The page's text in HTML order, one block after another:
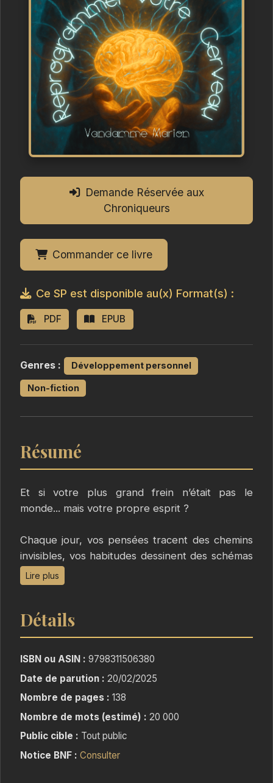
Demande Réservée aux
Chroniqueurs
Commander ce livre
Ce SP est disponible au(x) Format(s) :
PDF EPUB
Genres : Développement personnel
Non-fiction
Résumé
Et si votre plus grand frein n’était pas le
monde... mais votre propre esprit ?
Chaque jour, vos pensées tracent des chemins
invisibles, vos habitudes dessinent des schémas
que vous répétez sans même y penser. Parfois,
vous vous sentez bloqué, frustré, prisonnier de
les autres, ni les circonstances. Ce sont ces
pensées enracinées, ces croyances
votre potentiel.
Et si vous pouviez les réécrire ? Et si vous
pouviez, dès aujourd’hui, transformer les
fondations mêmes de votre réussite et de votre
Lire plus
Détails
ISBN ou ASIN : 9798311506380
Date de parution : 20/02/2025
Nombre de pages : 138
Nombre de mots (estimé) : 20 000
Public cible : Tout public
Notice BNF : Consulter